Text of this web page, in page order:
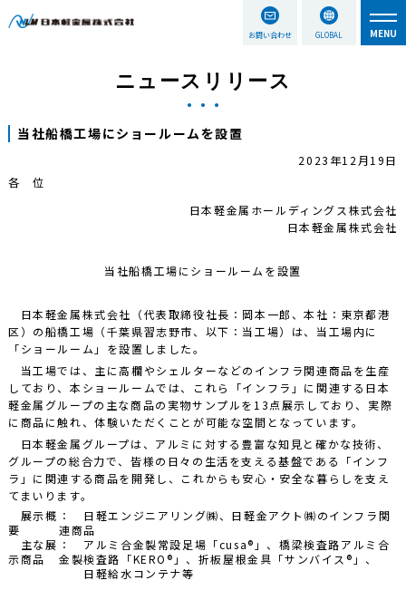
お問い合わせ GLOBAL
ニュースリリース
当社船橋工場にショールームを設置
2023年12月19日
各 位
日本軽金属ホールディングス株式会社
日本軽金属株式会社
当社船橋工場にショールームを設置
日本軽金属株式会社（代表取締役社長：岡本一郎、本社：東京都港
区）の船橋工場（千葉県習志野市、以下：当工場）は、当工場内に
「ショールーム」を設置しました。
当工場では、主に高欄やシェルターなどのインフラ関連商品を生産
しており、本ショールームでは、これら「インフラ」に関連する日本
軽金属グループの主な商品の実物サンプルを13点展示しており、実際
に商品に触れ、体験いただくことが可能な空間となっています。
日本軽金属グループは、アルミに対する豊富な知見と確かな技術、
グループの総合力で、皆様の日々の生活を支える基盤である「インフ
ラ」に関連する商品を開発し、これからも安心・安全な暮らしを支え
てまいります。
展示概
要
： 日軽エンジニアリング㈱、日軽金アクト㈱のインフラ関
連商品
主な展
示商品
： アルミ合金製常設足場「cusa®」、橋梁検査路アルミ合
金製検査路「KERO®」、折板屋根金具「サンバイス®」、
日軽給水コンテナ等